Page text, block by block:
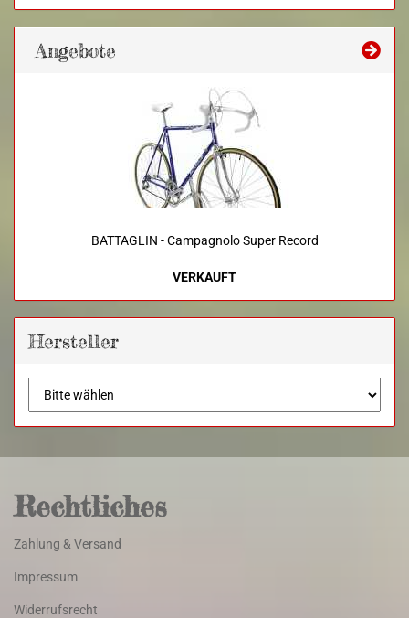
Angebote
BATTAGLIN - Campagnolo Super Record
VERKAUFT
Hersteller
Rechtliches
Zahlung & Versand
Impressum
Widerrufsrecht